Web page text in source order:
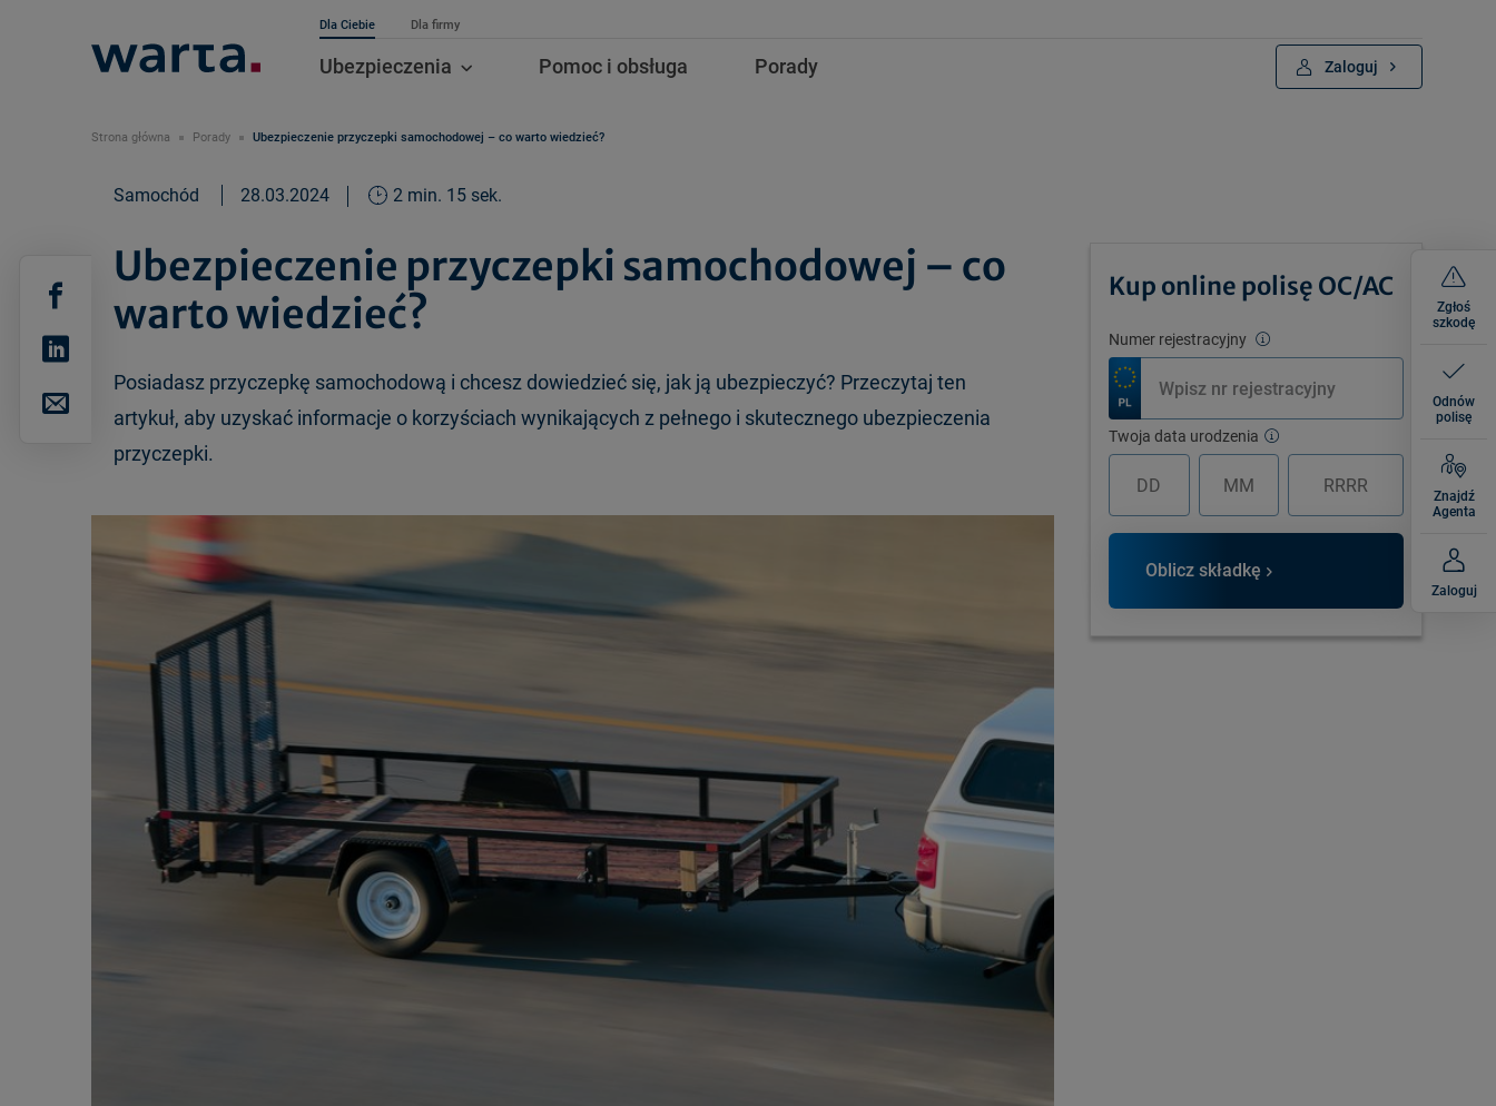
Dla Ciebie Dla firmy
Ubezpieczenia Pomoc i obsługa Porady Zaloguj
Strona główna Porady Ubezpieczenie przyczepki samochodowej – co warto wiedzieć?
Samochód 28.03.2024 2 min. 15 sek.
Ubezpieczenie przyczepki samochodowej – co
warto wiedzieć?
Posiadasz przyczepkę samochodową i chcesz dowiedzieć się, jak ją ubezpieczyć? Przeczytaj ten
artykuł, aby uzyskać informacje o korzyściach wynikających z pełnego i skutecznego ubezpieczenia
przyczepki.
Kup online polisę OC/AC
Numer rejestracyjny
Twoja data urodzenia
Oblicz składkę
Zgłoś
szkodę
Odnów
polisę
Znajdź
Agenta
Zaloguj